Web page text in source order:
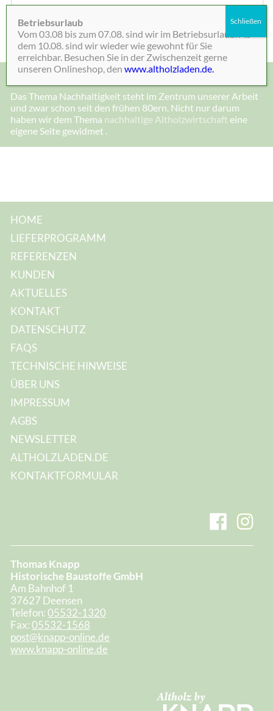
a
s
e
I
h
r
Absenden
Das Thema Nachhaltigkeit steht im Zentrum unserer Arbeit
und zwar schon seit den frühen 80ern. Nicht nur darum
haben wir dem Thema nachhaltige Altholzwirtschaft eine
eigene Seite gewidmet .
HOME
LIEFERPROGRAMM
REFERENZEN
KUNDEN
AKTUELLES
KONTAKT
DATENSCHUTZ
FAQS
TECHNISCHE HINWEISE
ÜBER UNS
IMPRESSUM
AGBS
NEWSLETTER
ALTHOLZLADEN.DE
KONTAKTFORMULAR
Thomas Knapp
Historische Baustoffe GmbH
Am Bahnhof 1
37627 Deensen
Telefon:05532-1320
Fax:05532-1568
post@knapp-online.de
www.knapp-online.de
Betriebsurlaub
Vom 03.08 bis zum 07.08. sind wir im Betriebsurlaub. Ab
dem 10.08. sind wir wieder wie gewohnt für Sie
erreichbar. Besuchen Sie in der Zwischenzeit gerne
unseren Onlineshop, denwww.altholzladen.de.
Schließen